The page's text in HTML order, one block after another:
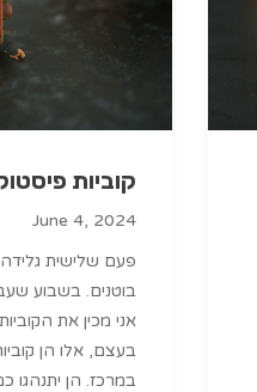
קוביות
June 4, 2024
בוטנים. בשבוע
אני מכין את
בעצם, אלו הן
במרכז. הן יתנהגו